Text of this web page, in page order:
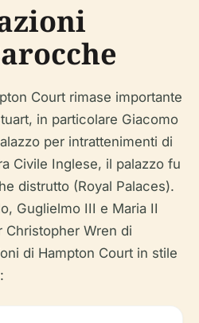
Court rimase importante
in particolare Giacomo
per intrattenimenti di
Civile Inglese, il palazzo fu
distrutto (Royal Palaces).
Guglielmo III e Maria II
Christopher Wren di
di Hampton Court in stile